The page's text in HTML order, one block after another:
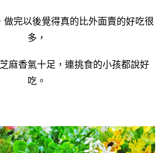
做完以後覺得真的比外面賣的好吃很
多，
麻香氣十足，連挑食的小孩都說好
吃。